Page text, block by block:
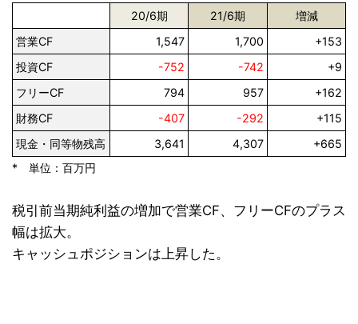
20/6期 21/6期
増減
営業CF
1,547 1,700
+153
投資CF
-752 -742
+9
フリーCF
794 957
+162
財務CF
-407 -292
+115
現金・同等物残高
3,641 4,307
+665
* 単位：百万円
税引前当期純利益の増加で営業CF、フリーCFのプラス
幅は拡大。
キャッシュポジションは上昇した。